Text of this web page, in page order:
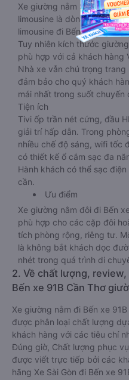
Xe giường nằm Sài Gòn
limousine là dòng xe có
limousine đi Bến xe 91B
Tuy nhiên kích thước
phù hợp với cả khách hàng
Nhà xe vẫn chú trọng
đảm bảo cho quý khách
mái nhất trong suốt chuyến
Tiện ích
Tivi ốp trần nét cứng, đầu
giải trí hấp dẫn. Trong
nhiều chế độ sáng, wifi tốc
có thiết kế ổ cắm sạc đa
Hành khách có thể sạc
cần.
Ưu điểm
Xe giường nằm đôi đi Bến
phù hợp cho các cặp đôi
tích phòng rộng, riêng tư.
là không bắt khách dọc
nhét trong quá trình di
2. Về chất lượng, review,
Bến xe 91B Cần Thơ
Xe giường nằm đi Bến xe
được phân loại chất lượng
khách hàng với các tiêu chí
Đúng giờ, Chất lượng phục
được viết trực tiếp bởi các
hãng Xe Sài Gòn đi Bến xe